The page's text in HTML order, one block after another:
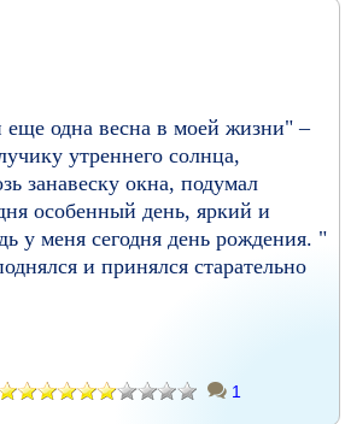
одна весна в моей жизни" –
утреннего солнца,
занавеску окна, подумал
особенный день, яркий и
у меня сегодня день рождения. "
и принялся старательно
1